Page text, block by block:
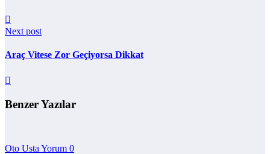
Next post
Araç Vitese Zor Geçiyorsa Dikkat
Benzer Yazılar
Oto Usta Yorum 0